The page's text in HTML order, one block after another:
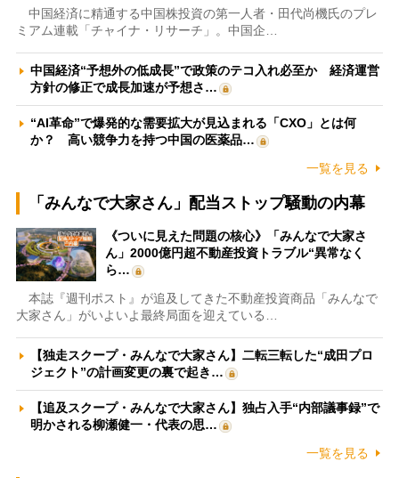
中国経済に精通する中国株投資の第一人者・田代尚機氏のプレ
ミアム連載「チャイナ・リサーチ」。中国企…
中国経済“予想外の低成長”で政策のテコ入れ必至か 経済運営
方針の修正で成長加速が予想さ…
“AI革命”で爆発的な需要拡大が見込まれる「CXO」とは何
か？ 高い競争力を持つ中国の医薬品…
一覧を見る
「みんなで大家さん」配当ストップ騒動の内幕
《ついに見えた問題の核心》「みんなで大家さ
ん」2000億円超不動産投資トラブル“異常なく
ら…
本誌『週刊ポスト』が追及してきた不動産投資商品「みんなで
大家さん」がいよいよ最終局面を迎えている…
【独走スクープ・みんなで大家さん】二転三転した“成田プロ
ジェクト”の計画変更の裏で起き…
【追及スクープ・みんなで大家さん】独占入手“内部議事録”で
明かされる柳瀬健一・代表の思…
一覧を見る